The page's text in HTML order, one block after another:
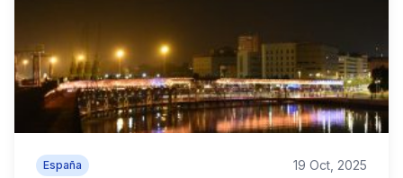
España 19 Oct, 2025